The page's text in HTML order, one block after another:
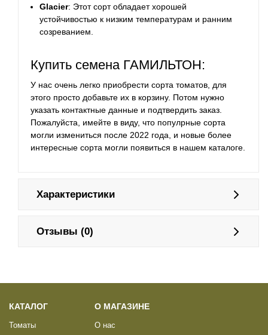
Glacier: Этот сорт обладает хорошей
устойчивостью к низким температурам и ранним
созреванием.
Купить семена ГАМИЛЬТОН:
У нас очень легко приобрести сорта томатов, для
этого просто добавьте их в корзину. Потом нужно
указать контактные данные и подтвердить заказ.
Пожалуйста, имейте в виду, что популрные сорта
могли измениться после 2022 года, и новые более
интересные сорта могли появиться в нашем каталоге.
Характеристики
Отзывы (0)
КАТАЛОГ
Томаты
О МАГАЗИНЕ
О нас